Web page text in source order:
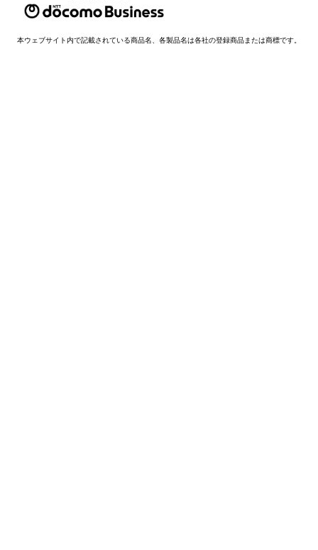
本ウェブサイト内で記載されている商品名、各製品名は各社の登録商品または商標です。